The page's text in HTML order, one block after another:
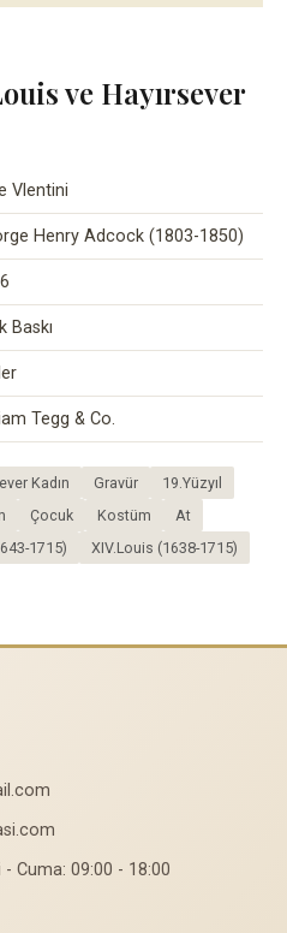
ve Hayırsever
Vlentini
Henry Adcock (1803-1850)
Baskı
Tegg & Co.
Kadın Gravür
19.Yüzyıl
Çocuk Kostüm
At
1715)
XIV.Louis (1638-1715)
- Cuma: 09:00 - 18:00